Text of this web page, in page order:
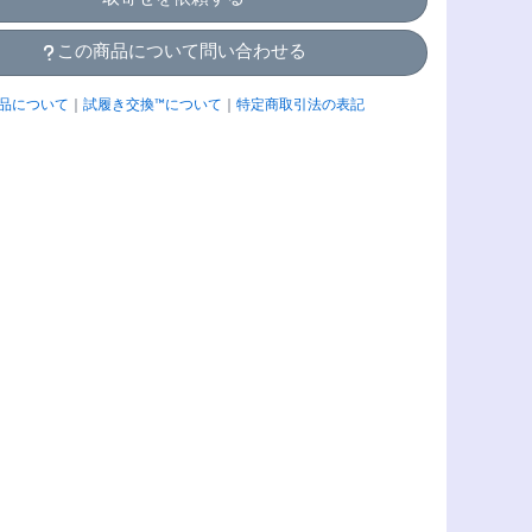
この商品について問い合わせる
について 試履き交換™について 特定商取引法の表記